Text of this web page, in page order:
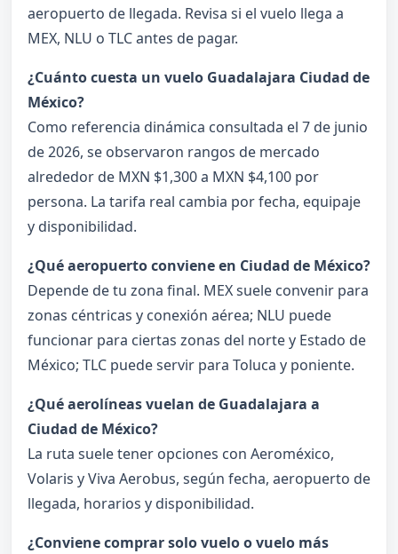
aeropuerto de llegada. Revisa si el vuelo llega a
MEX, NLU o TLC antes de pagar.
¿Cuánto cuesta un vuelo Guadalajara Ciudad de
México?
Como referencia dinámica consultada el 7 de junio
de 2026, se observaron rangos de mercado
alrededor de MXN $1,300 a MXN $4,100 por
persona. La tarifa real cambia por fecha, equipaje
y disponibilidad.
¿Qué aeropuerto conviene en Ciudad de México?
Depende de tu zona final. MEX suele convenir para
zonas céntricas y conexión aérea; NLU puede
funcionar para ciertas zonas del norte y Estado de
México; TLC puede servir para Toluca y poniente.
¿Qué aerolíneas vuelan de Guadalajara a
Ciudad de México?
La ruta suele tener opciones con Aeroméxico,
Volaris y Viva Aerobus, según fecha, aeropuerto de
llegada, horarios y disponibilidad.
¿Conviene comprar solo vuelo o vuelo más